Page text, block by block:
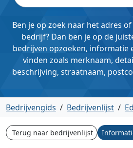
Ben je op zoek naar het adres
bedrijf? Dan ben je op de
bedrijven opzoeken, informatie
vinden zoals merknaam,
beschrijving, straatnaam,
Bedrijvengids / Bedrijvenlijst /
Terug naar bedrijvenlijst